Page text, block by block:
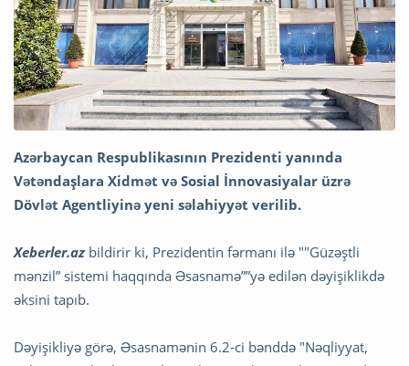
Azərbaycan Respublikasının Prezidenti yanında
Vətəndaşlara Xidmət və Sosial İnnovasiyalar üzrə
Dövlət Agentliyinə yeni səlahiyyət verilib.
Xeberler.az bildirir ki, Prezidentin fərmanı ilə ""Güzəştli
mənzil” sistemi haqqında Əsasnamə””yə edilən dəyişiklikdə
əksini tapıb.
Dəyişikliyə görə, Əsasnamənin 6.2-ci bənddə "Nəqliyyat,